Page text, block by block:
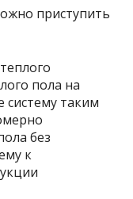
приступить
пола на
систему таким
без
к